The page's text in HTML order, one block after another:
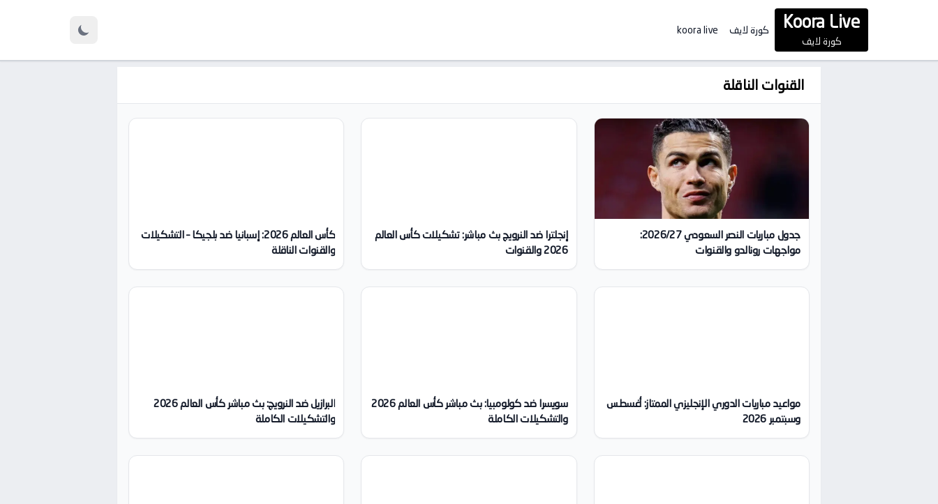
Koora Live
كورة لايف
كورة لايف koora live
القنوات الناقلة
جدول مباريات النصر السعودي 2026/27:
مواجهات رونالدو والقنوات
إنجلترا ضد النرويج بث مباشر: تشكيلات كأس العالم
2026 والقنوات
كأس العالم 2026: إسبانيا ضد بلجيكا – التشكيلات
والقنوات الناقلة
مواعيد مباريات الدوري الإنجليزي الممتاز: أغسطس
وسبتمبر 2026
سويسرا ضد كولومبيا: بث مباشر كأس العالم 2026
والتشكيلات الكاملة
البرازيل ضد النرويج: بث مباشر كأس العالم 2026
والتشكيلات الكاملة